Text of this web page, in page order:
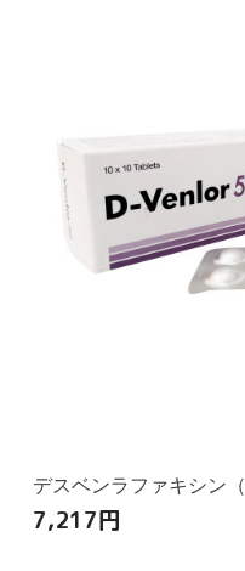
デスベンラファキシン
7,217円